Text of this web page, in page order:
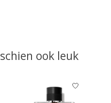
ook leuk